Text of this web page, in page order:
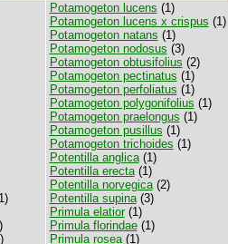
Potamogeton lucens (1)
Potamogeton lucens x crispus (1)
Potamogeton natans (1)
Potamogeton nodosus (3)
Potamogeton obtusifolius (2)
Potamogeton pectinatus (1)
Potamogeton perfoliatus (1)
Potamogeton polygonifolius (1)
Potamogeton praelongus (1)
Potamogeton pusillus (1)
Potamogeton trichoides (1)
Potentilla anglica(1)
Potentilla erecta(1)
Potentilla norvegica(2)
Potentilla supina(3)
Primula elatior(1)
Primula florindae(1)
Primula rosea(1)